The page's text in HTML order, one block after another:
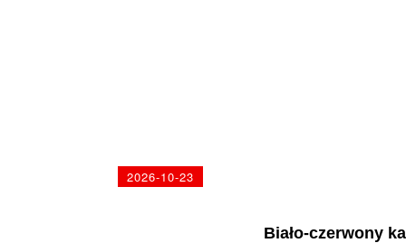
2026-10-23
Biało-czerwony